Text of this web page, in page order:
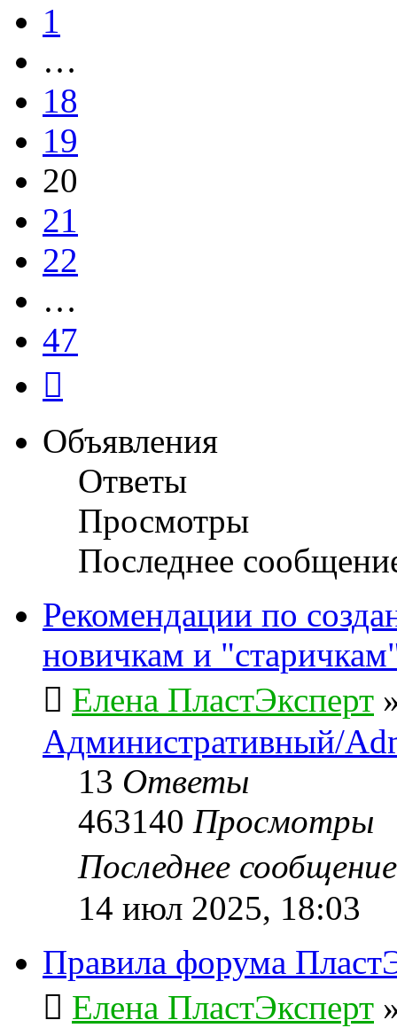
1
…
18
19
20
21
22
…
47
Объявления
Ответы
Просмотры
Последнее
Рекомендации по
новичкам и
Елена ПластЭксперт
Административный/
13 Ответы
463140 Просмотры
Последнее
14 июл 2025, 18:03
Правила форума
Елена ПластЭксперт